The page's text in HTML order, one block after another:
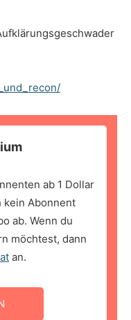
ab 1 Dollar
kein Abonnent
ab. Wenn du
möchtest, dann
an.